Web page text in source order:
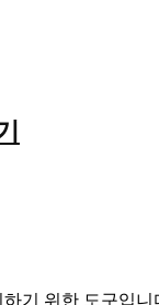
기 위한 도구입